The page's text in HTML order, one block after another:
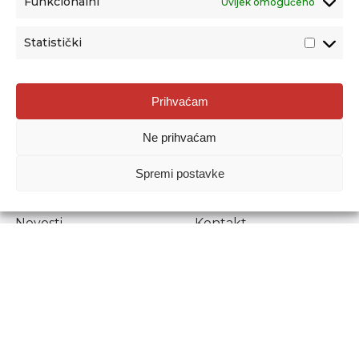
Statistički
Prihvaćam
Ne prihvaćam
Spremi postavke
Agencija za odgoj i obrazovanje
Donje Svetice 38, 10000 Zagreb
1778129
Prenošenje sadržaja dopušteno je uz navođenje izvora.
Novosti
Kontakt